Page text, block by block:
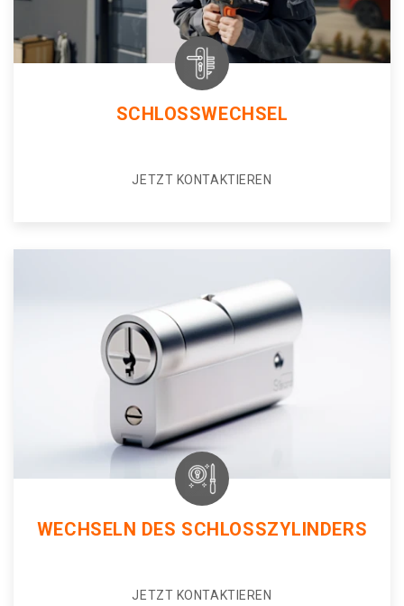
SCHLOSSWECHSEL
JETZT KONTAKTIEREN
WECHSELN DES SCHLOSSZYLINDERS
JETZT KONTAKTIEREN